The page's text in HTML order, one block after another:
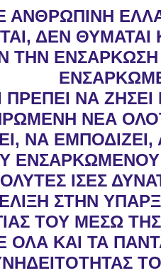
ΑΝΘΡΩΠΙΝΗ
ΔΕΝ ΘΥΜΑΤΑΙ
ΤΗΝ
ΠΡΕΠΕΙ ΝΑ
ΝΕΑ
ΝΑ ΕΜΠΟΔΙΖΕΙ,
ΙΣΕΣ
ΣΤΗΝ
ΤΟΥ ΜΕΣΩ
ΟΛΑ ΚΑΙ ΤΑ